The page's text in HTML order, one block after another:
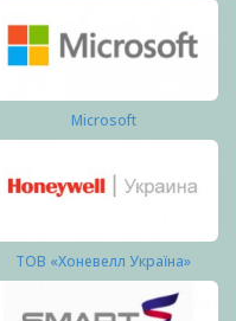
Microsoft
ТОВ «Хоневелл Україна»